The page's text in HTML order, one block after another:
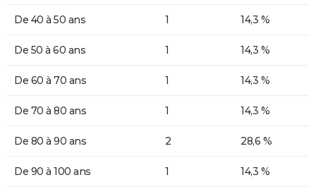
De 40 à 50 ans 1 14,3 %
De 50 à 60 ans 1 14,3 %
De 60 à 70 ans 1 14,3 %
De 70 à 80 ans 1 14,3 %
De 80 à 90 ans 2 28,6 %
De 90 à 100 ans 1 14,3 %